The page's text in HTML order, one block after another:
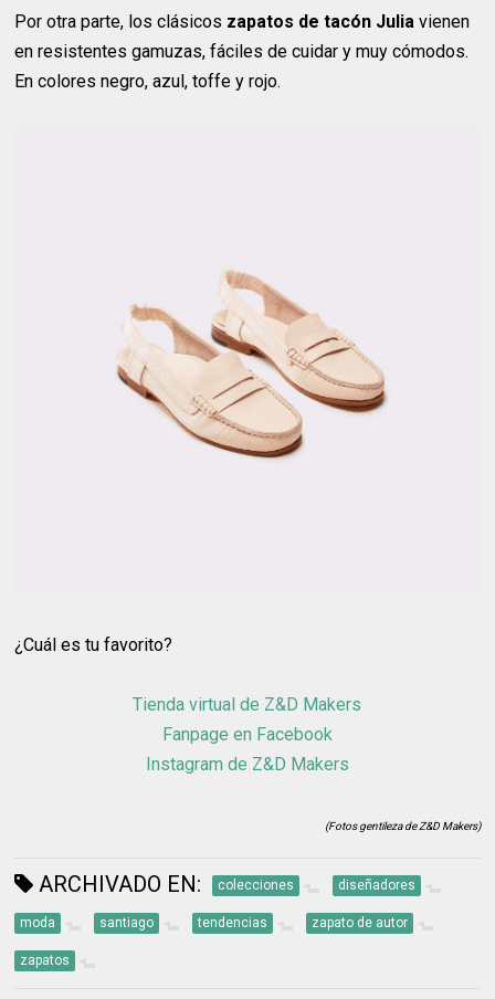
Por otra parte, los clásicos zapatos de tacón Julia vienen
en resistentes gamuzas, fáciles de cuidar y muy cómodos.
En colores negro, azul, toffe y rojo.
¿Cuál es tu favorito?
Tienda virtual de Z&D Makers
Fanpage en Facebook
Instagram de Z&D Makers
(Fotos gentileza de Z&D Makers)
ARCHIVADO EN: colecciones diseñadores
moda santiago tendencias zapato de autor
zapatos